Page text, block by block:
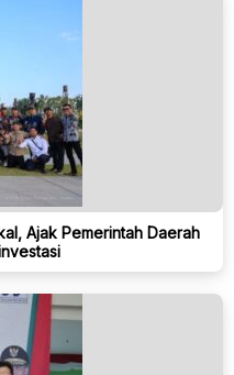
Ajak Pemerintah Daerah